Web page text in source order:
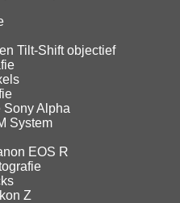
Tilt-Shift objectief
Sony Alpha
System
EOS R
Z